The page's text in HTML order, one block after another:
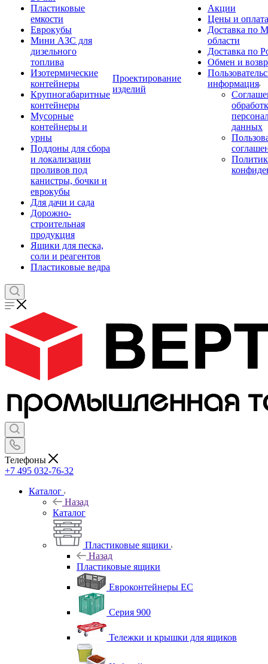
Пластиковые
емкости
Еврокубы
Мини АЗС для
дизельного
топлива
Изотермические
контейнеры
Крупногабаритные
контейнеры
Мусорные
контейнеры и
урны
Поддоны для сбора
и локализации
проливов под
канистры, бочки и
еврокубы
Для дачи и сада
Дорожно-
строительная
продукция
Ящики для песка,
соли и реагентов
Пластиковые ведра
Проектирование
изделий
Акции
Цены и оплата
Доставка по
области
Доставка по
Обмен и
информация
данных
Телефоны
+7 495 032-76-32
Каталог
Назад
Каталог
Пластиковые ящики
Назад
Пластиковые ящики
Евроконтейнеры ЕС
Серия 900
Тележки и крышки для ящиков